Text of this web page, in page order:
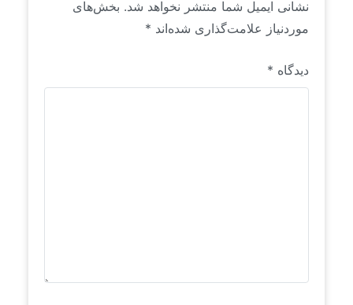
نشانی ایمیل شما منتشر نخواهد شد. بخش‌های
موردنیاز علامت‌گذاری شده‌اند *
دیدگاه *